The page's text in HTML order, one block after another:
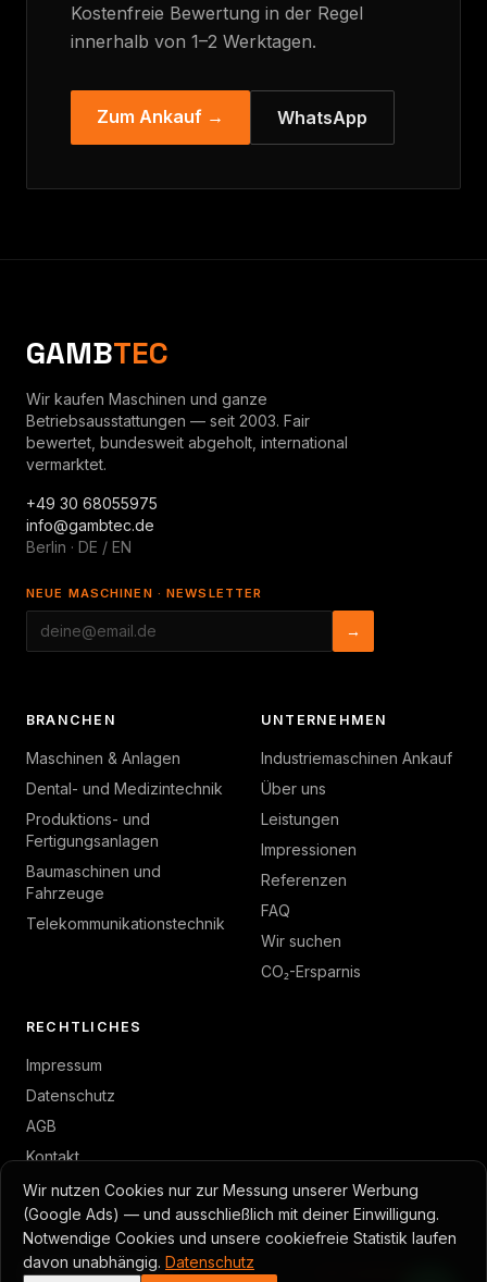
Kostenfreie Bewertung in der Regel
innerhalb von 1–2 Werktagen.
Zum Ankauf → WhatsApp
GAMBTEC
Wir kaufen Maschinen und ganze
Betriebsausstattungen — seit 2003. Fair
bewertet, bundesweit abgeholt, international
vermarktet.
+49 30 68055975
info@gambtec.de
Berlin · DE / EN
NEUE MASCHINEN · NEWSLETTER
→
BRANCHEN
Maschinen & Anlagen
Dental- und Medizintechnik
Produktions- und
Fertigungsanlagen
Baumaschinen und
Fahrzeuge
Telekommunikationstechnik
UNTERNEHMEN
Industriemaschinen Ankauf
Über uns
Leistungen
Impressionen
Referenzen
FAQ
Wir suchen
CO₂-Ersparnis
RECHTLICHES
Impressum
Datenschutz
AGB
Kontakt
© 2026 GambTec · Toni Gambino
Cookie-EinstellungenMade with Caddy · Astro
Wir nutzen Cookies nur zur Messung unserer Werbung
(Google Ads) — und ausschließlich mit deiner Einwilligung.
Notwendige Cookies und unsere cookiefreie Statistik laufen
davon unabhängig. Datenschutz